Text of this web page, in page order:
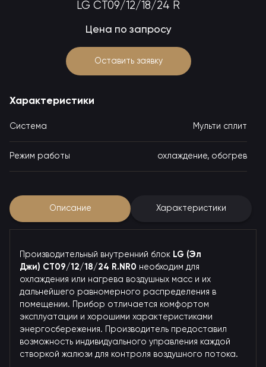
LG CT09/12/18/24 R
Цена по запросу
Оставить заявку
Характеристики
Система Мульти сплит
Режим работы охлаждение, обогрев
Описание Характеристики
Производительный внутренний блок LG (Эл
Джи) CT09/12/18/24 R.NR0 необходим для
охлаждения или нагрева воздушных масс и их
дальнейшего равномерного распределения в
помещении. Прибор отличается комфортом
эксплуатации и хорошими характеристиками
энергосбережения. Производитель предоставил
возможность индивидуального управления каждой
створкой жалюзи для контроля воздушного потока.